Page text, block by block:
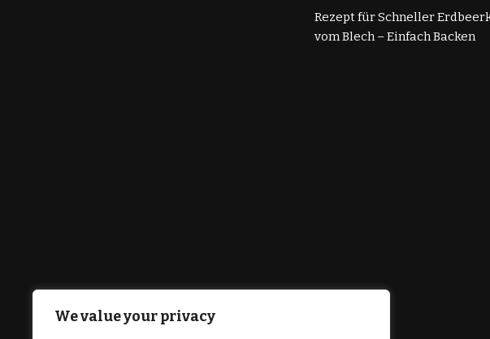
We value your privacy
Rezept für Schneller
vom Blech – Einfach Backen